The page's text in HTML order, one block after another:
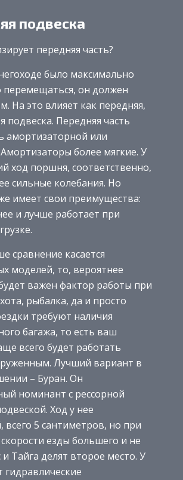
подвеска
передняя часть?
было максимально
он должен
На это влияет как передняя,
подвеска. Передняя часть
амортизаторной или
более мягкие. У
ход поршня, соответственно,
сильные колебания. Но
имеет свои преимущества:
и лучше работает при
сравнение касается
моделей, то, вероятнее
важен фактор работы при
рыбалка, да и просто
требуют наличия
багажа, то есть ваш
всего будет работать
Лучший вариант в
– Буран. Он
номинант с рессорной
Ход у нее
всего 5 сантиметров, но при
езды большего и не
и Тайга делят второе место. У
гидравлические